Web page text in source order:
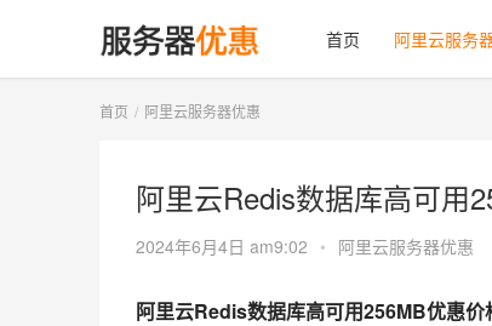
首页 阿里云服务
首页 阿里云服务器优惠
阿里云Redis数据库高可用
2024年6月4日 am9:02 • 阿里云服务器优惠
阿里云Redis数据库高可用256MB优惠